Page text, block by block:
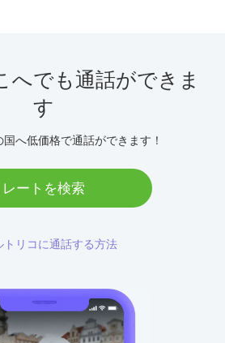
へでも通話ができま
す
へ低価格で通話ができます！
レートを検索
トリコに通話する方法